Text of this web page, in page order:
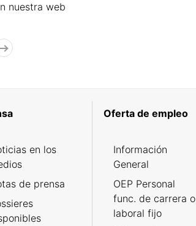
nuestra web
en los
de prensa
Oferta de empleo
Información
General
OEP Personal
func. de carrera o
laboral fijo